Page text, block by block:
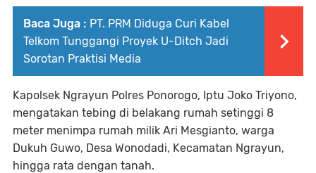
Baca Juga : PT. PRM Diduga Curi Kabel
Telkom Tunggangi Proyek U-Ditch Jadi
Sorotan Praktisi Media
Kapolsek Ngrayun Polres Ponorogo, Iptu Joko Triyono,
mengatakan tebing di belakang rumah setinggi 8
meter menimpa rumah milik Ari Mesgianto, warga
Dukuh Guwo, Desa Wonodadi, Kecamatan Ngrayun,
hingga rata dengan tanah.